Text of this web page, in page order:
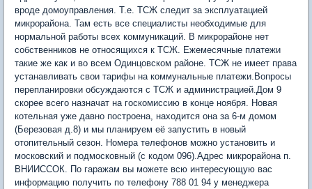
вроде домоуправления. Т.е. ТСЖ следит за эксплуатацией
микрорайона. Там есть все специалисты необходимые для
нормальной работы всех коммуникаций. В микрорайоне нет
собственников не относящихся к ТСЖ. Ежемесячные платежи
такие же как и во всем Одинцовском районе. ТСЖ не имеет права
устанавливать свои тарифы на коммунальные платежи.Вопросы
перепланировки обсуждаются с ТСЖ и администрацией.Дом 9
скорее всего назначат на госкомиссию в конце ноября. Новая
котельная уже давно построена, находится она за 6-м домом
(Березовая д.8) и мы планируем её запустить в новый
отопительный сезон. Номера телефонов можно установить и
московский и подмосковный (с кодом 096).Адрес микрорайона п.
ВНИИССОК. По гаражам вы можете всю интересующую вас
информацию получить по телефону 788 01 94 у менеджера